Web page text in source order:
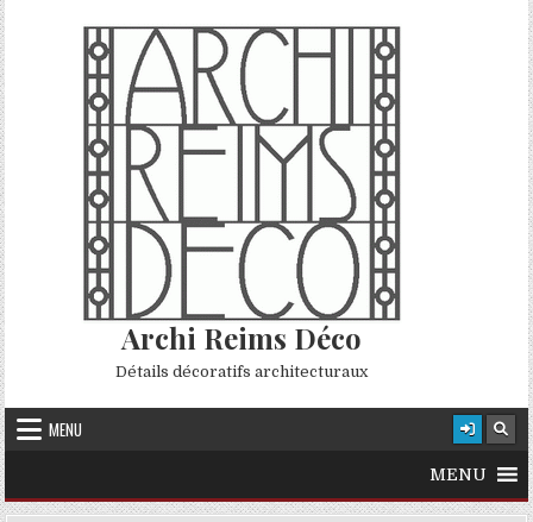
Skip to content
Archi Reims Déco
Détails décoratifs architecturaux
MENU
MENU